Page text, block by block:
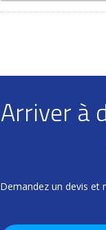
Arriver à
Demandez un devis et